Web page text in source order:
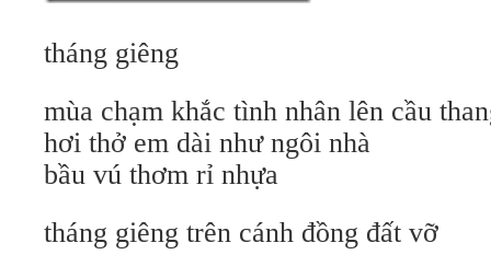
tháng giêng
mùa chạm khắc tình nhân lên cầu
hơi thở em dài như ngôi nhà
bầu vú thơm rỉ nhựa
tháng giêng trên cánh đồng đất vỡ